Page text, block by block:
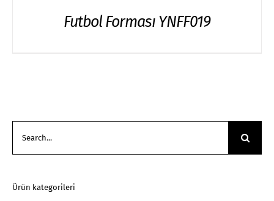
Futbol Forması YNFF019
Ürün kategorileri